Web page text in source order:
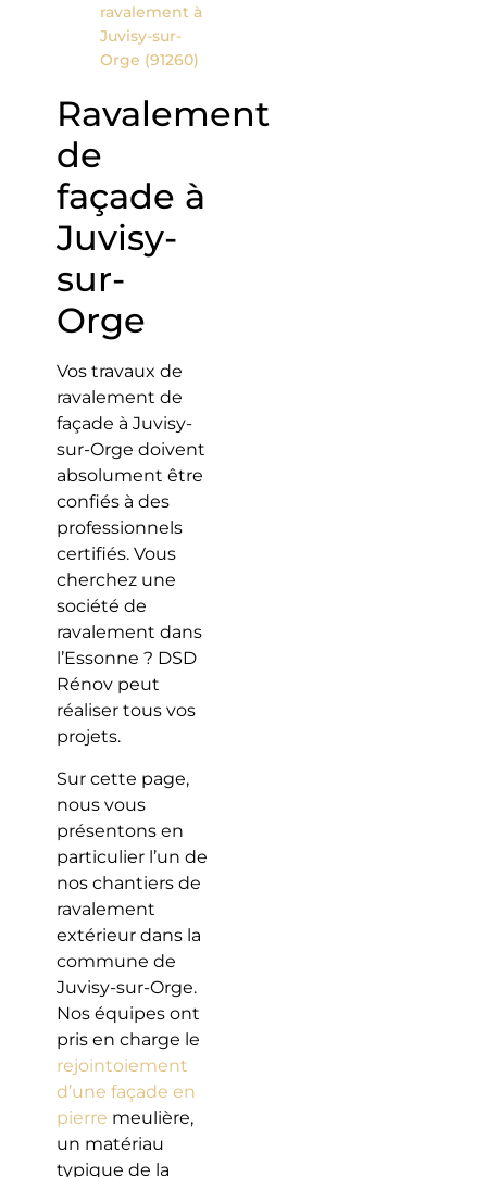
ravalement à
Juvisy-sur-
Orge (91260)
Ravalement
de
façade à
Juvisy-
sur-
Orge
Vos travaux de
ravalement de
façade à Juvisy-
sur-Orge doivent
absolument être
confiés à des
professionnels
certifiés. Vous
cherchez une
société de
ravalement dans
l’Essonne ? DSD
Rénov peut
réaliser tous vos
projets.
Sur cette page,
nous vous
présentons en
particulier l’un de
nos chantiers de
ravalement
extérieur dans la
commune de
Juvisy-sur-Orge.
Nos équipes ont
pris en charge le
rejointoiement
d’une façade en
pierre meulière,
un matériau
typique de la